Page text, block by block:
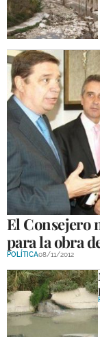
El Consejero
para la obra
POLÍTICA08/11/2012